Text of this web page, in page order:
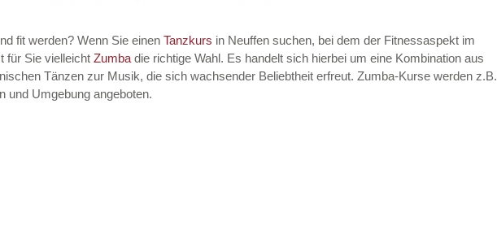
fit werden? Wenn Sie einen Tanzkurs in Neuffen suchen, bei dem der Fitnessaspekt im
für Sie vielleicht Zumba die richtige Wahl. Es handelt sich hierbei um eine Kombination aus
Tänzen zur Musik, die sich wachsender Beliebtheit erfreut. Zumba-Kurse werden z.B.
und Umgebung angeboten.